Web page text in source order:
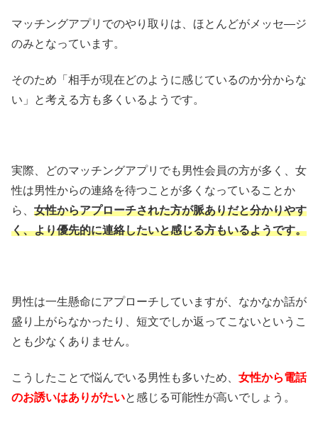
マッチングアプリでのやり取りは、ほとんどがメッセ―ジ
のみとなっています。
そのため「相手が現在どのように感じているのか分からな
い」と考える方も多くいるようです。
実際、どのマッチングアプリでも男性会員の方が多く、女
性は男性からの連絡を待つことが多くなっていることか
ら、 女性からアプローチされた方が脈ありだと分かりやす
く、より優先的に連絡したいと感じる方もいるようです。
男性は一生懸命にアプローチしていますが、なかなか話が
盛り上がらなかったり、短文でしか返ってこないというこ
とも少なくありません。
こうしたことで悩んでいる男性も多いため、 女性から電話
のお誘いはありがたいと感じる可能性が高いでしょう。